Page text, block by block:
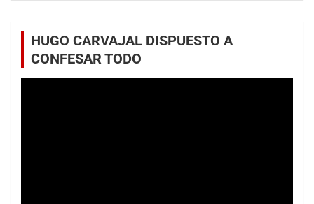
HUGO CARVAJAL DISPUESTO A
CONFESAR TODO